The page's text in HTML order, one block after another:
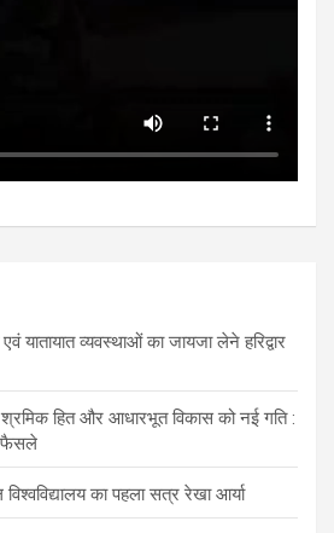
यातायात व्यवस्थाओं का जायजा लेने हरिद्वार
श्रमिक हित और आधारभूत विकास को नई गति :
फैसले
का पहला सत्र रेखा आर्या